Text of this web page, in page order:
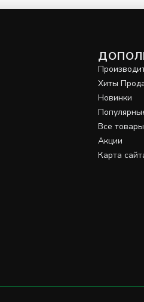
Хиты
Новинки
Все товары
Акции
Карта